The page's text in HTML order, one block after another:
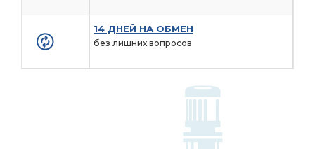
14 ДНЕЙ НА ОБМЕН
без лишних вопросов